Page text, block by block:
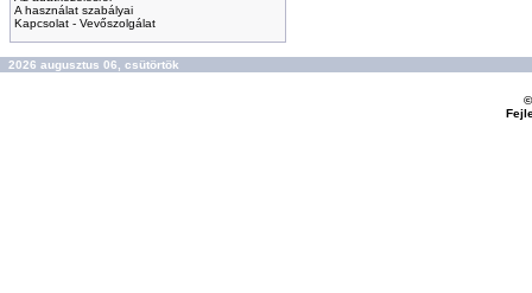
A használat szabályai
Kapcsolat - Vevőszolgálat
2026 augusztus 06, csütörtök